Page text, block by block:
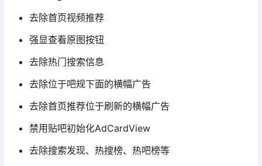
去除首页视频推荐
强显查看原图按钮
去除热门搜索信息
去除位于吧规下面的横幅广告
去除首页推荐位于刷新的横幅广告
禁用贴吧初始化AdCardView
去除搜索发现、热搜榜、热吧榜等